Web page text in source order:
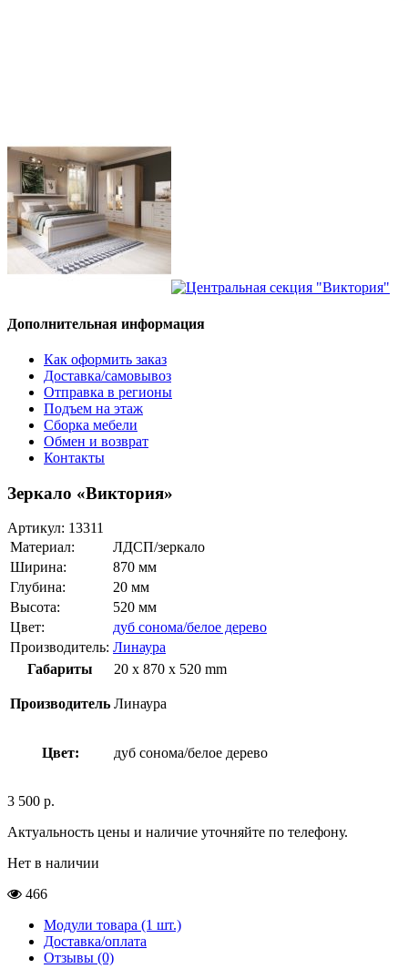
Дополнительная информация
Как оформить заказ
Доставка/самовывоз
Отправка в регионы
Подъем на этаж
Сборка мебели
Обмен и возврат
Контакты
Зеркало «Виктория»
Артикул: 13311
Материал:
ЛДСП/зеркало
Ширина:
870 мм
Глубина:
20 мм
Высота:
520 мм
Цвет:
дуб сонома/белое дерево
Производитель: Линаура
Габариты
20 x 870 x 520 mm
Производитель Линаура
Цвет: дуб сонома/белое дерево
3 500 р.
Актуальность цены и наличие уточняйте по телефону.
Нет в наличии
466
Модули товара (1 шт.)
Доставка/оплата
Отзывы (0)